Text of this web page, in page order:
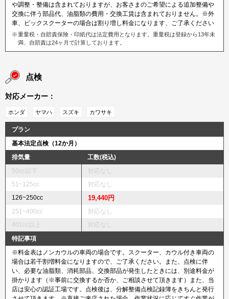
や調整・整備は含まれておりますが、お客さまのご希望による追加整備や
交換に伴う部品代、油脂類の費用・交換工賃は含まれておりません。※外
車、ビックスクーターの場合は割り増し料金になります、ご了承ください
重量税・自賠責保険・印紙代は法定費用となります。重量税は登録から13年未
満、自賠責は24ヶ月で計算しております。
点検
対応メーカー：
ホンダ ヤマハ スズキ カワサキ
プラン
基本法定点検（12か月）
排気量
工数(税込)
50cc以下
対応なし
51~125cc
対応なし
126~250cc
19,440円
251~400cc
対応なし
401cc以上
対応なし
特記事項
※料金表はノンカウルの車両の場合です。スクーター、カウル付き車両の
場合は若干割増料金になりますので、ご了承ください。また、点検に伴
い、必要な油脂類、消耗部品、交換部品が発生したときには、別途料金が
掛かります（※事前に交換するか否か、ご相談させて頂きます）また、当
店は安心の認証工場です。点検後は、分解整備点検記録簿をきちんと発行